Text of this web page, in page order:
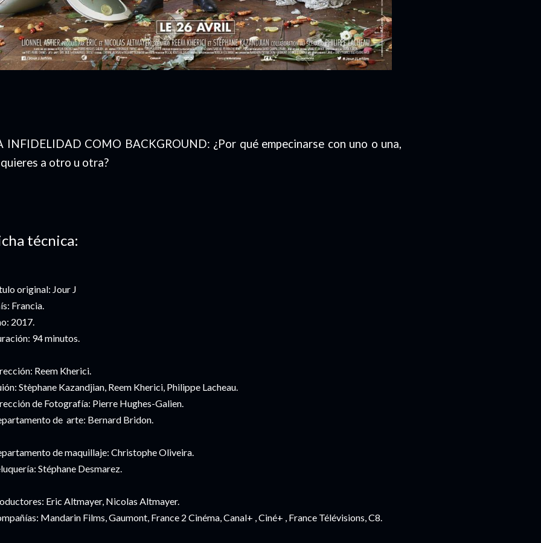
INFIDELIDAD COMO BACKGROUND: ¿Por qué empecinarse con uno o una,
a otro u otra?
técnica:
original: Jour J
Francia.
2017.
94 minutos.
Reem Kherici.
Stèphane Kazandjian, Reem Kherici, Philippe Lacheau.
de Fotografía: Pierre Hughes-Galien.
de arte: Bernard Bridon.
de maquillaje: Christophe Oliveira.
Stéphane Desmarez.
Eric Altmayer, Nicolas Altmayer.
Mandarin Films, Gaumont, France 2 Cinéma, Canal+ , Ciné+ , France Télévisions, C8.